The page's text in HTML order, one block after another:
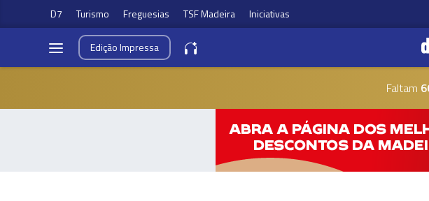
D7 Turismo Freguesias TSF Madeira Iniciativas
EdiçãoImpressa
Faltam